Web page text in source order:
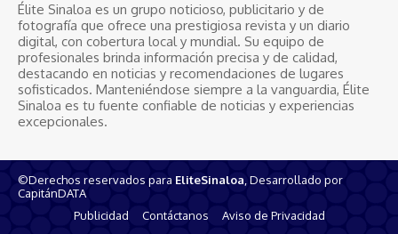
Élite Sinaloa es un grupo noticioso, publicitario y de
fotografía que ofrece una prestigiosa revista y un diario
digital, con cobertura local y mundial. Su equipo de
profesionales brinda información precisa y de calidad,
destacando en noticias y recomendaciones de lugares
sofisticados. Manteniéndose siempre a la vanguardia, Élite
Sinaloa es tu fuente confiable de noticias y experiencias
excepcionales.
©Derechos reservados para EliteSinaloa, Desarrollado por
CapitánDATA
Publicidad
Contáctanos Aviso de Privacidad